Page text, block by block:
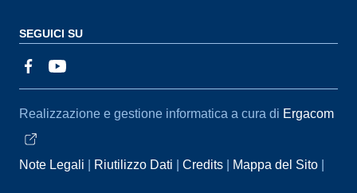
SEGUICI SU
Sezione Link Utili
Realizzazione e gestione informatica a cura di Ergacom
Note Legali Riutilizzo Dati Credits
Mappa del Sito